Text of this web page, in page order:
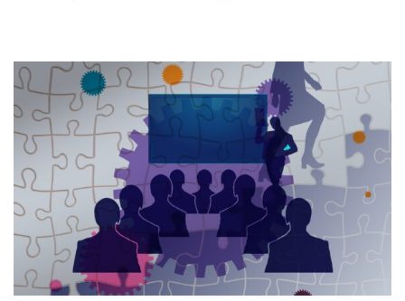
DGERT assume novas competências no Sistema
Nacional de Qualificações